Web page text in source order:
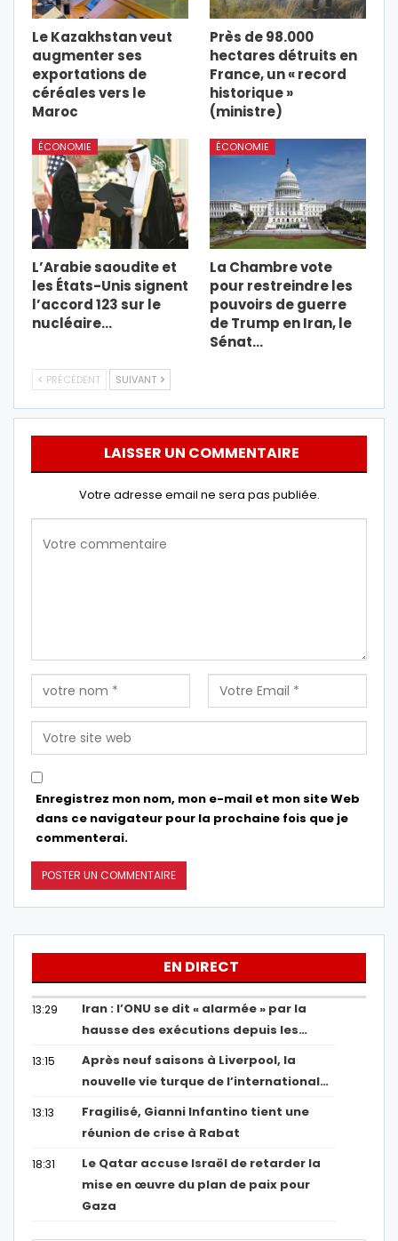
Le Kazakhstan veut
augmenter ses
exportations de
céréales vers le
Maroc
Près de 98.000
hectares détruits en
France, un « record
historique »
(ministre)
ÉCONOMIE
L’Arabie saoudite et
les États-Unis signent
l’accord 123 sur le
nucléaire…
ÉCONOMIE
La Chambre vote
pour restreindre les
pouvoirs de guerre
de Trump en Iran, le
Sénat…
PRÉCÉDENT SUIVANT
LAISSER UN COMMENTAIRE
Votre adresse email ne sera pas publiée.
Enregistrez mon nom, mon e-mail et mon site Web
dans ce navigateur pour la prochaine fois que je
commenterai.
EN DIRECT
13:29
Iran : l’ONU se dit « alarmée » par la
hausse des exécutions depuis les…
13:15
Après neuf saisons à Liverpool, la
nouvelle vie turque de l’international…
13:13
Fragilisé, Gianni Infantino tient une
réunion de crise à Rabat
18:31
Le Qatar accuse Israël de retarder la
mise en œuvre du plan de paix pour
Gaza